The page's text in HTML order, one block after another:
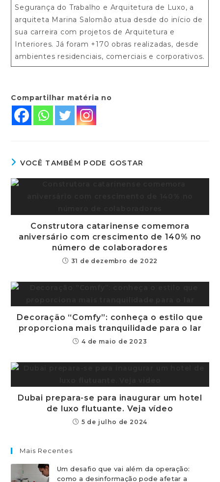
Segurança do Trabalho e Arquitetura de Luxo, a
arquiteta Marina Salomão atua desde do início de
sua carreira com projetos de Arquitetura e
Interiores. Já foram +170 obras realizadas, desde
ambientes residenciais, comerciais e corporativos.
Compartilhar matéria no
VOCÊ TAMBÉM PODE GOSTAR
Construtora catarinense comemora
aniversário com crescimento de 140% no
número de colaboradores
31 de dezembro de 2022
Decoração “Comfy”: conheça o estilo que
proporciona mais tranquilidade para o lar
4 de maio de 2023
Dubai prepara-se para inaugurar um hotel
de luxo flutuante. Veja vídeo
5 de julho de 2024
Mais Recentes
Um desafio que vai além da operação:
como a desinformação pode afetar a